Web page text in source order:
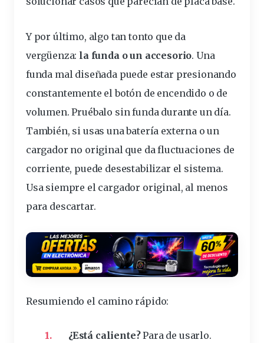
Y por último, algo tan tonto que da
vergüenza: la funda o un accesorio. Una
funda mal diseñada puede estar presionando
constantemente el botón de encendido o de
volumen. Pruébalo sin funda durante un día.
También, si usas una batería externa o un
cargador no original que da fluctuaciones de
corriente, puede desestabilizar el sistema.
Usa siempre el cargador original, al menos
para descartar.
Resumiendo el camino rápido:
¿Está caliente?Para de usarlo.